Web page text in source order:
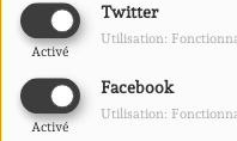
Twitter
Activé
Utilisation:
Facebook
Activé
Utilisation: